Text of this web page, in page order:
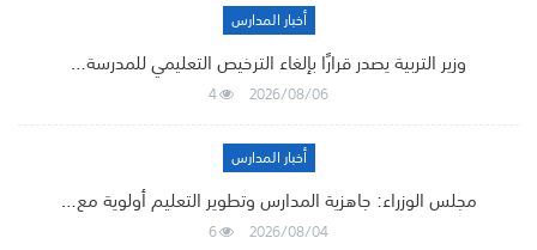
أخبار المدارس
وزير التربية يصدر قرارًا بإلغاء الترخيص التعليمي للمدرسة…
2026/08/06
4
أخبار المدارس
مجلس الوزراء: جاهزية المدارس وتطوير التعليم أولوية مع…
2026/08/04
6